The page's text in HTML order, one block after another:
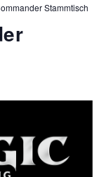
Stammtisch